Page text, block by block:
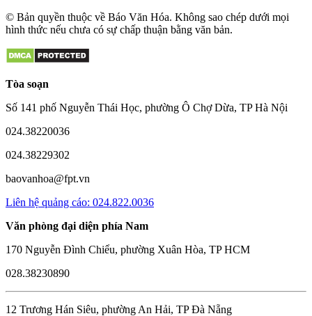
© Bản quyền thuộc về Báo Văn Hóa. Không sao chép dưới mọi
hình thức nếu chưa có sự chấp thuận bằng văn bản.
Tòa soạn
Số 141 phố Nguyễn Thái Học, phường Ô Chợ Dừa, TP Hà Nội
024.38220036
024.38229302
baovanhoa@fpt.vn
Liên hệ quảng cáo: 024.822.0036
Văn phòng đại diện phía Nam
170 Nguyễn Đình Chiểu, phường Xuân Hòa, TP HCM
028.38230890
12 Trương Hán Siêu, phường An Hải, TP Đà Nẵng